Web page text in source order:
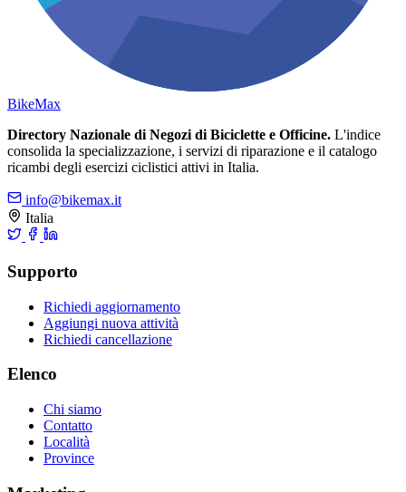
BikeMax
Directory Nazionale di Negozi di Biciclette e Officine. L'indice
consolida la specializzazione, i servizi di riparazione e il catalogo
ricambi degli esercizi ciclistici attivi in Italia.
info@bikemax.it
Italia
Supporto
Richiedi aggiornamento
Aggiungi nuova attività
Richiedi cancellazione
Elenco
Chi siamo
Contatto
Località
Province